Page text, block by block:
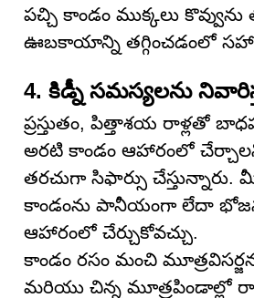
పచ్చి కాండం ముక్కలు
ఊబకాయాన్ని తగ్గించడంలో
4. కిడ్నీ సమస్యలను
ప్రస్తుతం, పిత్తాశయ రాళ్లతో
అరటి కాండం ఆహారంలో
తరచుగా సిఫార్సు చేస్తున్నారు.
కాండంను పానీయంగా లేదా
ఆహారంలో చేర్చుకోవచ్చు.
కాండం రసం మంచి
మరియు చిన్న మూత్రపిండాల్లో